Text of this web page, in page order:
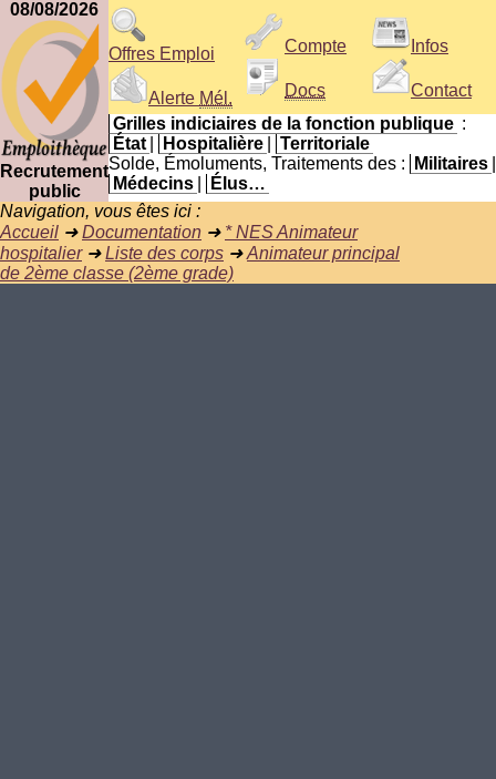
08/08/2026
Recrutement
public
Offres Emploi
Alerte Mél.
Compte
Docs
Infos
Contact
Grilles indiciaires de la fonction publique :
État
Hospitalière
Territoriale
Solde, Émoluments, Traitements des :
Militaires
Médecins
Élus…
Navigation, vous êtes ici :
Accueil ➜Documentation ➜ * NES Animateur
hospitalier➜Liste des corps ➜Animateur principal
de 2ème classe (2ème grade)